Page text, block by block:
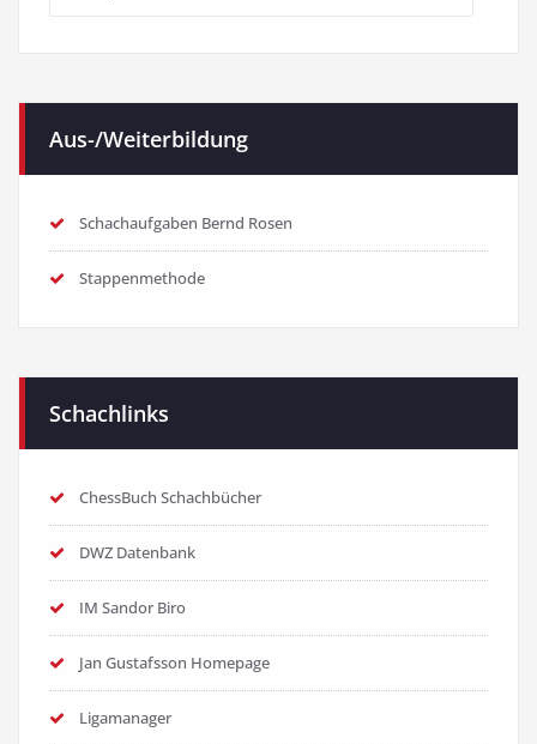
Kategorien
Aus-/Weiterbildung
Schachaufgaben Bernd Rosen
Stappenmethode
Schachlinks
ChessBuch Schachbücher
DWZ Datenbank
IM Sandor Biro
Jan Gustafsson Homepage
Ligamanager